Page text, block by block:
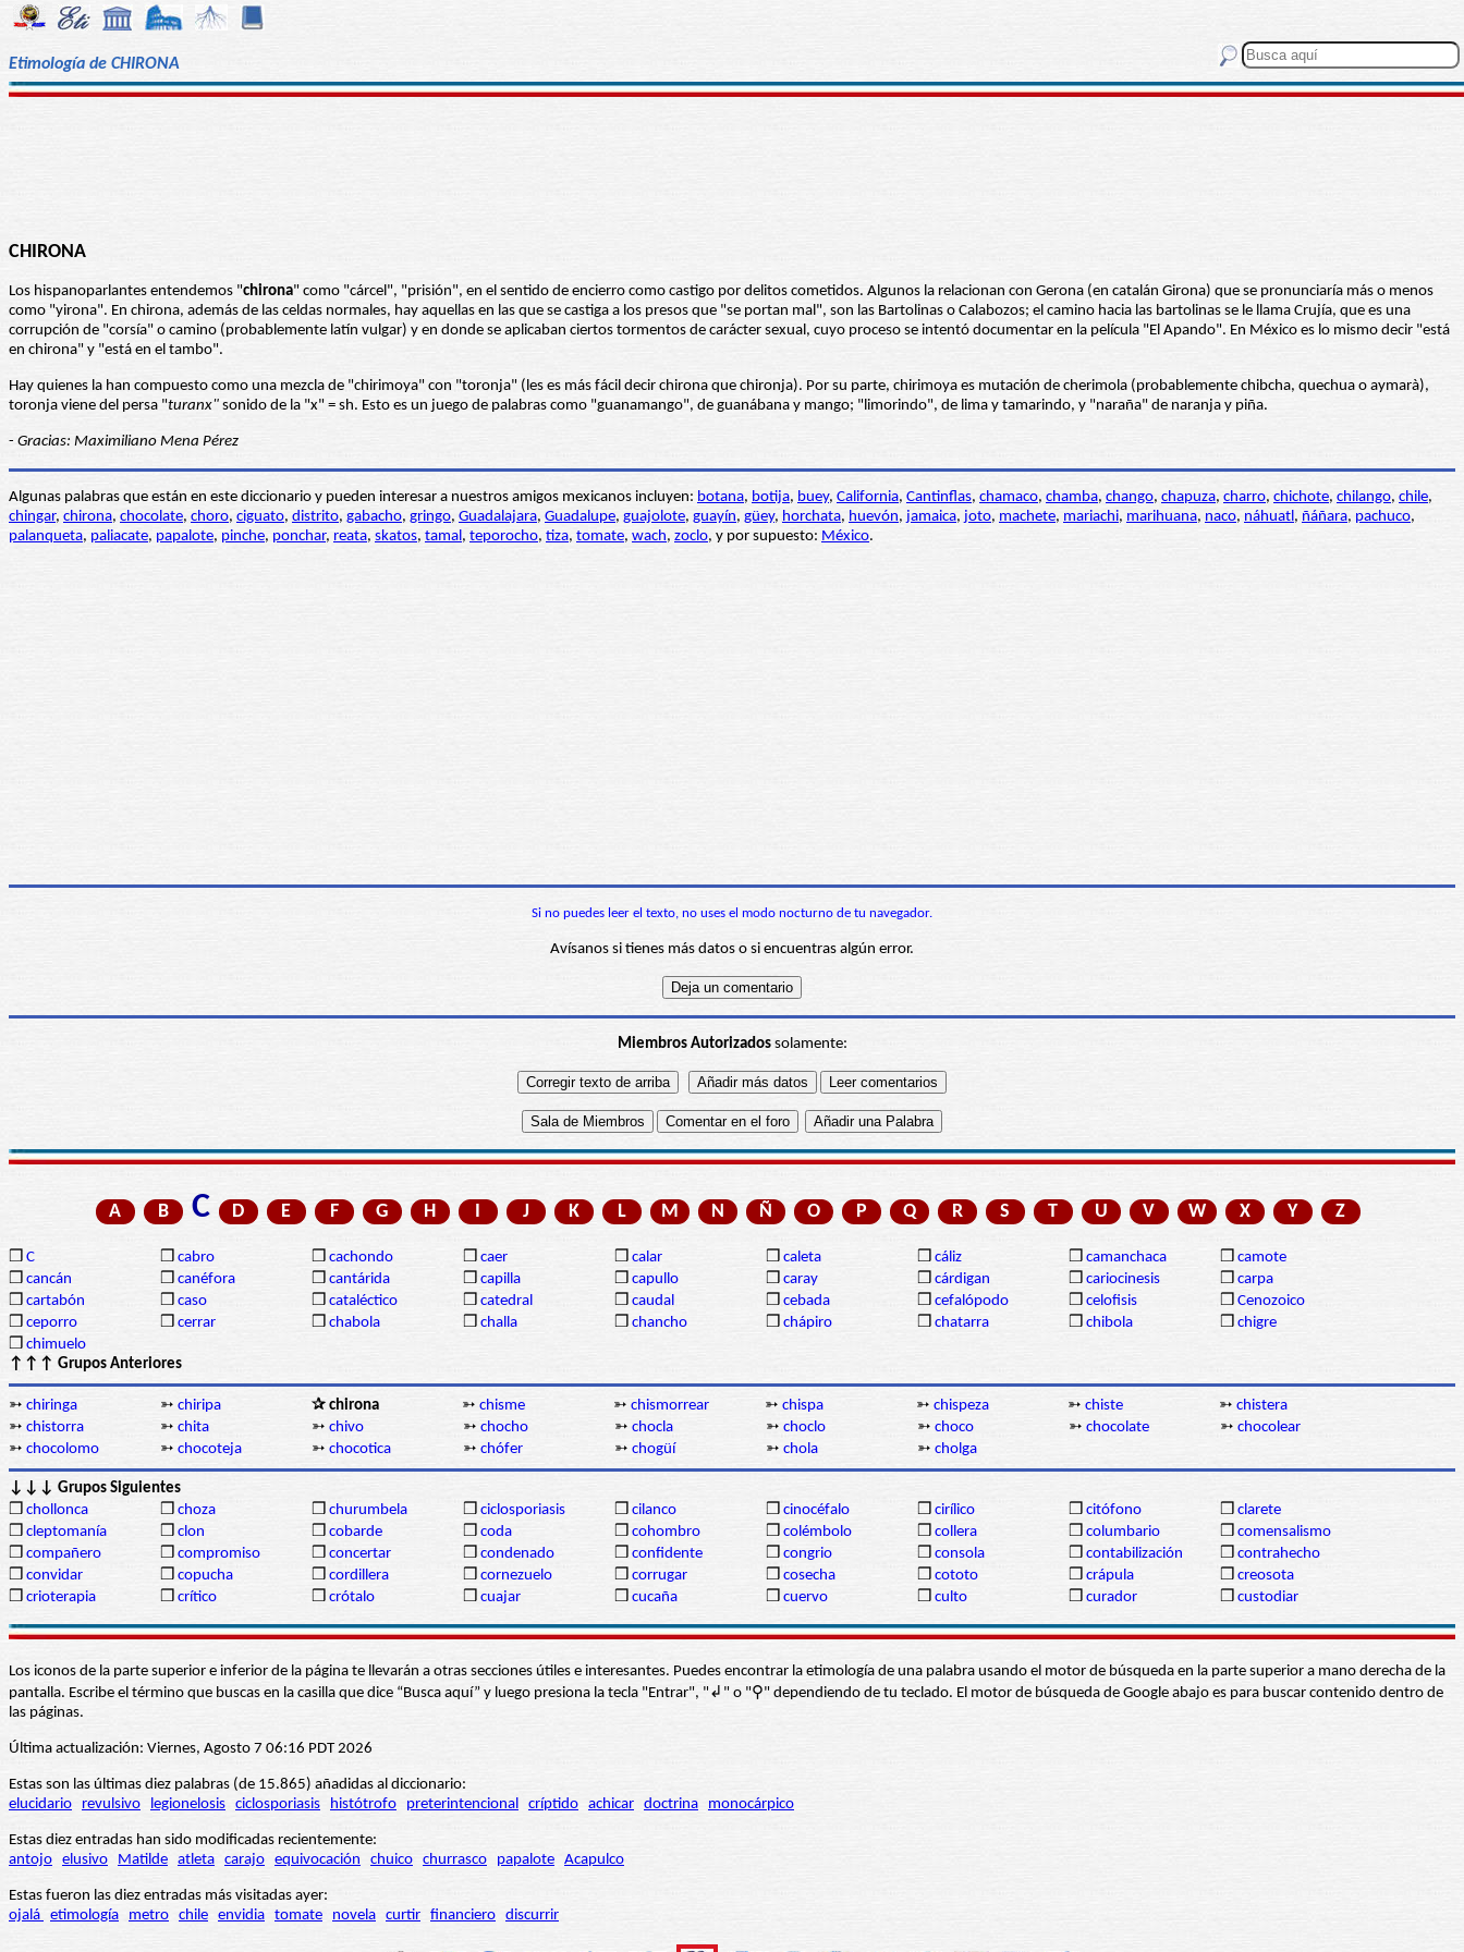
Etimología de CHIRONA
CHIRONA
Los hispanoparlantes entendemos "chirona" como "cárcel", "prisión", en el sentido de encierro como castigo por delitos cometidos. Algunos la relacionan con Gerona (en catalán Girona) que se pronunciaría más o menos
como "yirona". En chirona, además de las celdas normales, hay aquellas en las que se castiga a los presos que "se portan mal", son las Bartolinas o Calabozos; el camino hacia las bartolinas se le llama Crujía, que es una
corrupción de "corsía" o camino (probablemente latín vulgar) y en donde se aplicaban ciertos tormentos de carácter sexual, cuyo proceso se intentó documentar en la película "El Apando". En México es lo mismo decir "está
en chirona" y "está en el tambo".
Hay quienes la han compuesto como una mezcla de "chirimoya" con "toronja" (les es más fácil decir chirona que chironja). Por su parte, chirimoya es mutación de cherimola (probablemente chibcha, quechua o aymarà),
toronja viene del persa "turanx" sonido de la "x" = sh. Esto es un juego de palabras como "guanamango", de guanábana y mango; "limorindo", de lima y tamarindo, y "naraña" de naranja y piña.
- Gracias: Maximiliano Mena Pérez
Algunas palabras que están en este diccionario y pueden interesar a nuestros amigos mexicanos incluyen: botana, botija, buey, California, Cantinflas, chamaco, chamba, chango, chapuza, charro, chichote, chilango, chile,
chingar, chirona, chocolate, choro, ciguato, distrito, gabacho, gringo, Guadalajara, Guadalupe, guajolote, guayín, güey, horchata, huevón, jamaica, joto, machete, mariachi, marihuana, naco, náhuatl, ñáñara, pachuco,
palanqueta, paliacate, papalote, pinche, ponchar, reata, skatos, tamal, teporocho, tiza, tomate, wach, zoclo, y por supuesto: México.
Si no puedes leer el texto, no uses el modo nocturno de tu navegador.
Avísanos si tienes más datos o si encuentras algún error.
Miembros Autorizadossolamente:
A B C D E F G H I J K L M N Ñ O P Q R S T U V W X Y Z
❒ C ❒ cabro ❒ cachondo ❒ caer ❒ calar ❒ caleta ❒ cáliz ❒ camanchaca ❒ camote
❒ cancán ❒ canéfora ❒ cantárida ❒ capilla ❒ capullo ❒ caray ❒ cárdigan ❒ cariocinesis ❒ carpa
❒ cartabón ❒ caso ❒ cataléctico ❒ catedral ❒ caudal ❒ cebada ❒ cefalópodo ❒ celofisis ❒ Cenozoico
❒ ceporro ❒ cerrar ❒ chabola ❒ challa ❒ chancho ❒ chápiro ❒ chatarra ❒ chibola ❒ chigre
❒ chimuelo
↑↑↑ Grupos Anteriores
➳ chiringa ➳ chiripa ✰ chirona ➳ chisme ➳ chismorrear ➳ chispa ➳ chispeza ➳ chiste ➳ chistera
➳ chistorra ➳ chita ➳ chivo ➳ chocho ➳ chocla ➳ choclo ➳ choco ➳ chocolate ➳ chocolear
➳ chocolomo ➳ chocoteja ➳ chocotica ➳ chófer ➳ chogüí ➳ chola ➳ cholga
↓↓↓ Grupos Siguientes
❒ chollonca ❒ choza ❒ churumbela ❒ ciclosporiasis ❒ cilanco ❒ cinocéfalo ❒ cirílico ❒ citófono ❒ clarete
❒ cleptomanía ❒ clon ❒ cobarde ❒ coda ❒ cohombro ❒ colémbolo ❒ collera ❒ columbario ❒ comensalismo
❒ compañero ❒ compromiso ❒ concertar ❒ condenado ❒ confidente ❒ congrio ❒ consola ❒ contabilización ❒ contrahecho
❒ convidar ❒ copucha ❒ cordillera ❒ cornezuelo ❒ corrugar ❒ cosecha ❒ cototo ❒ crápula ❒ creosota
❒ crioterapia ❒ crítico ❒ crótalo ❒ cuajar ❒ cucaña ❒ cuervo ❒ culto ❒ curador ❒ custodiar
Los iconos de la parte superior e inferior de la página te llevarán a otras secciones útiles e interesantes. Puedes encontrar la etimología de una palabra usando el motor de búsqueda en la parte superior a mano derecha de la
pantalla. Escribe el término que buscas en la casilla que dice “Busca aquí” y luego presiona la tecla "Entrar", "↲" o "⚲" dependiendo de tu teclado. El motor de búsqueda de Google abajo es para buscar contenido dentro de
las páginas.
Última actualización: Viernes, Agosto 7 06:16 PDT 2026
Estas son las últimas diez palabras (de 15.865) añadidas al diccionario:
elucidario
revulsivo legionelosis ciclosporiasis histótrofo preterintencional críptido achicar doctrina monocárpico
Estas diez entradas han sido modificadas recientemente:
antojo elusivo Matilde atleta carajo equivocación chuico churrasco papalote Acapulco
Estas fueron las diez entradas más visitadas ayer:
ojalá etimología metro chile envidia tomate novela curtir financiero discurrir